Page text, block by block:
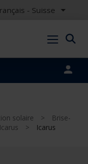
- Suisse
solaire >
Brise-
Icarus >
Icarus